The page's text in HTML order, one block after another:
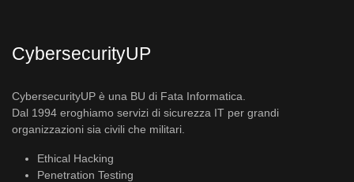
CybersecurityUP
CybersecurityUP è una BU di Fata Informatica.
Dal 1994 eroghiamo servizi di sicurezza IT per grandi
organizzazioni sia civili che militari.
Ethical Hacking
Penetration Testing